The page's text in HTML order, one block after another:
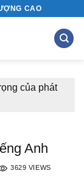
CAO
của phát
Anh
3629 VIEWS